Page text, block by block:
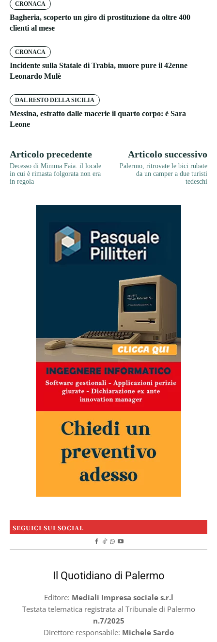
CRONACA
Bagheria, scoperto un giro di prostituzione da oltre 400
clienti al mese
CRONACA
Incidente sulla Statale di Trabia, muore pure il 42enne
Leonardo Mulè
DAL RESTO DELLA SICILIA
Messina, estratto dalle macerie il quarto corpo: è Sara
Leone
Articolo precedente
Decesso di Mimma Faia: il locale
in cui è rimasta folgorata non era
in regola
Articolo successivo
Palermo, ritrovate le bici rubate
da un camper a due turisti
tedeschi
SEGUICI SUI SOCIAL
Il Quotidiano di Palermo
Editore: Mediali Impresa sociale s.r.l
Testata telematica registrata al Tribunale di Palermo
n.7/2025
Direttore responsabile: Michele Sardo